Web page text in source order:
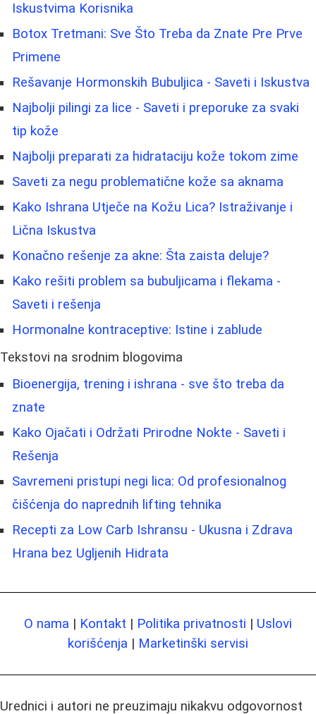
Iskustvima Korisnika
Botox Tretmani: Sve Što Treba da Znate Pre Prve
Primene
Rešavanje Hormonskih Bubuljica - Saveti i Iskustva
Najbolji pilingi za lice - Saveti i preporuke za svaki
tip kože
Najbolji preparati za hidrataciju kože tokom zime
Saveti za negu problematične kože sa aknama
Kako Ishrana Utječe na Kožu Lica? Istraživanje i
Lična Iskustva
Konačno rešenje za akne: Šta zaista deluje?
Kako rešiti problem sa bubuljicama i flekama -
Saveti i rešenja
Hormonalne kontraceptive: Istine i zablude
Tekstovi na srodnim blogovima
Bioenergija, trening i ishrana - sve što treba da
znate
Kako Ojačati i Održati Prirodne Nokte - Saveti i
Rešenja
Savremeni pristupi negi lica: Od profesionalnog
čišćenja do naprednih lifting tehnika
Recepti za Low Carb Ishransu - Ukusna i Zdrava
Hrana bez Ugljenih Hidrata
O nama | Kontakt | Politika privatnosti | Uslovi
korišćenja | Marketinški servisi
Urednici i autori ne preuzimaju nikakvu odgovornost